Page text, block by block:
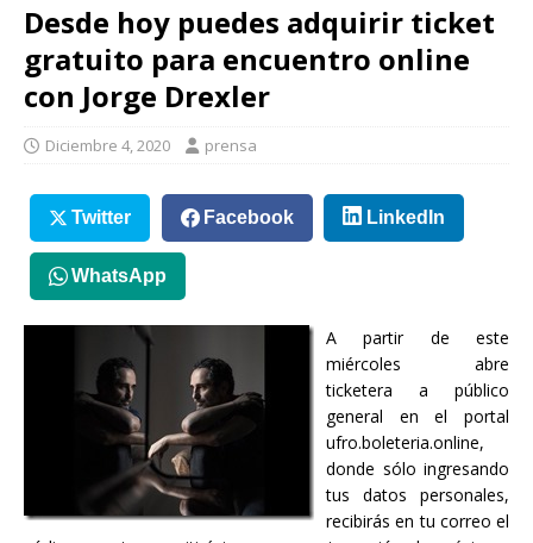
Desde hoy puedes adquirir ticket
gratuito para encuentro online
con Jorge Drexler
Diciembre 4, 2020 prensa
Twitter Facebook LinkedIn
WhatsApp
A partir de este
miércoles abre
ticketera a público
general en el portal
ufro.boleteria.online,
donde sólo ingresando
tus datos personales,
recibirás en tu correo el